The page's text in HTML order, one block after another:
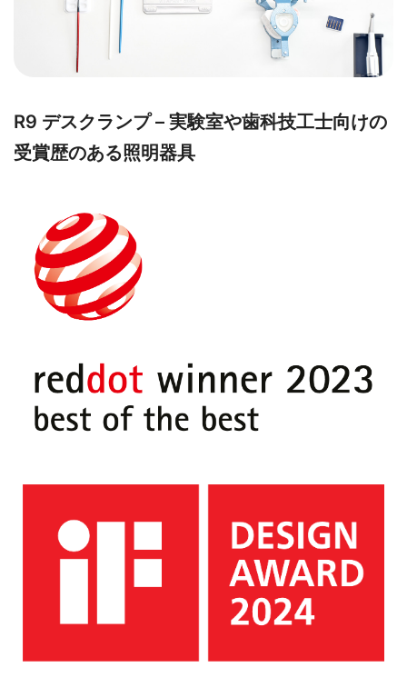
R9 デスクランプ – 実験室や歯科技工士向けの
受賞歴のある照明器具